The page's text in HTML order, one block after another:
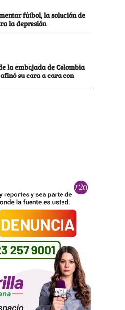
fútbol, la solución de
la depresión
la embajada de Colombia
su cara a cara con